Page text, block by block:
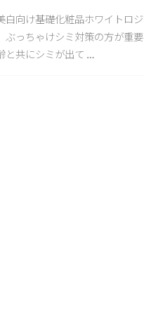
白向け基礎化粧品ホワイトロジ
ぶっちゃけシミ対策の方が重要
と共にシミが出て …